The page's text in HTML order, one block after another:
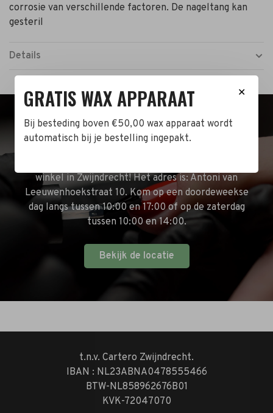
corrosie van verschillende factoren. De nageltang kan
gesteril
Details
BEZOEK DE WINKEL!
winkel in Zwijndrecht! Het adres is: Antoni van
Leeuwenhoekstraat 10. Kom op een doordeweekse
dag langs tussen 10:00 en 17:00 of op de zaterdag
tussen 10:00 en 14:00.
Bekijk de locatie
t.n.v. Cartero Zwijndrecht.
IBAN : NL23ABNA0478555466
BTW-NL858962676B01
KVK-72047070
✕
GRATIS WAX APPARAAT
Bij besteding boven €50,00 wax apparaat wordt
automatisch bij je bestelling ingepakt.